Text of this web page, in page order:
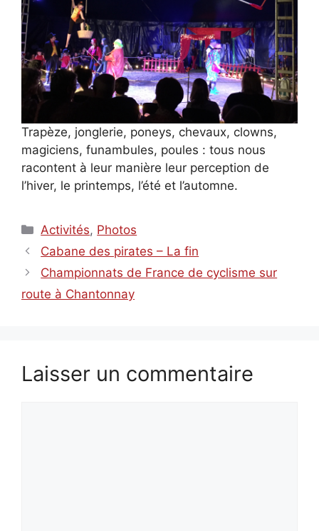
Trapèze, jonglerie, poneys, chevaux, clowns,
magiciens, funambules, poules : tous nous
racontent à leur manière leur perception de
l’hiver, le printemps, l’été et l’automne.
Catégories
Activités, Photos
Cabane des pirates – La fin
Championnats de France de cyclisme sur
route à Chantonnay
Laisser un commentaire